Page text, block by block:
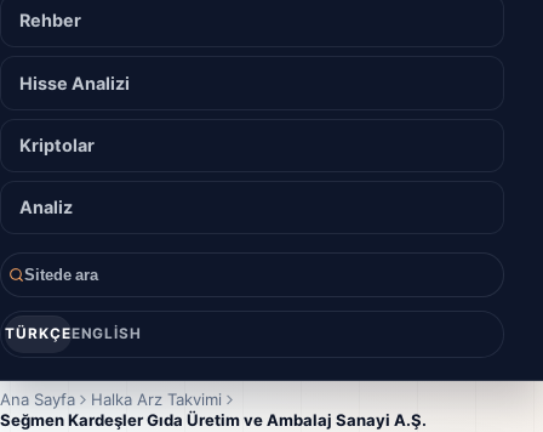
Rehber
Hisse Analizi
Kriptolar
Analiz
Sitede ara
TÜRKÇEENGLISH
Ana Sayfa
Halka Arz Takvimi
Seğmen Kardeşler Gıda Üretim ve Ambalaj Sanayi A.Ş.